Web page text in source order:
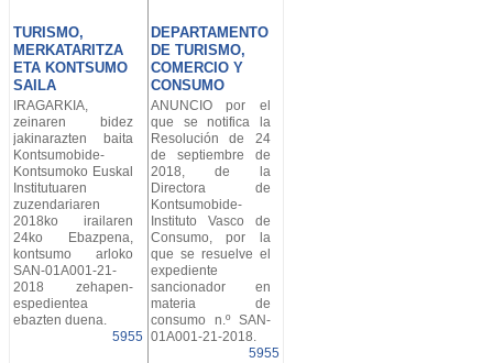
TURISMO,
MERKATARITZA
ETA KONTSUMO
SAILA
DEPARTAMENTO
DE TURISMO,
COMERCIO Y
CONSUMO
IRAGARKIA,
zeinaren bidez
jakinarazten baita
Kontsumobide-
Kontsumoko Euskal
Institutuaren
zuzendariaren
2018ko irailaren
24ko Ebazpena,
kontsumo arloko
SAN-01A001-21-
2018 zehapen-
espedientea
ebazten duena.
5955
ANUNCIO por el
que se notifica la
Resolución de 24
de septiembre de
2018, de la
Directora de
Kontsumobide-
Instituto Vasco de
Consumo, por la
que se resuelve el
expediente
sancionador en
materia de
consumo n.º SAN-
01A001-21-2018.
5955